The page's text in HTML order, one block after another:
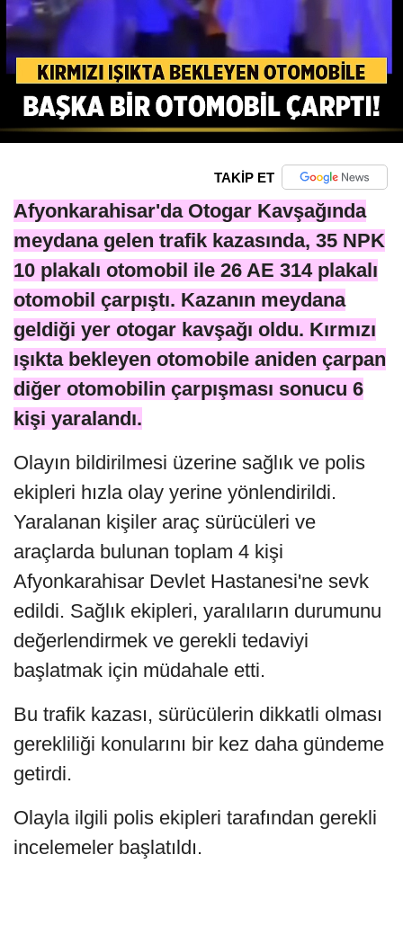
TAKİP ET
Afyonkarahisar'da Otogar Kavşağında
meydana gelen trafik kazasında, 35 NPK
10 plakalı otomobil ile 26 AE 314 plakalı
otomobil çarpıştı. Kazanın meydana
geldiği yer otogar kavşağı oldu. Kırmızı
ışıkta bekleyen otomobile aniden çarpan
diğer otomobilin çarpışması sonucu 6
kişi yaralandı.
Olayın bildirilmesi üzerine sağlık ve polis
ekipleri hızla olay yerine yönlendirildi.
Yaralanan kişiler araç sürücüleri ve
araçlarda bulunan toplam 4 kişi
Afyonkarahisar Devlet Hastanesi'ne sevk
edildi. Sağlık ekipleri, yaralıların durumunu
değerlendirmek ve gerekli tedaviyi
başlatmak için müdahale etti.
Bu trafik kazası, sürücülerin dikkatli olması
gerekliliği konularını bir kez daha gündeme
getirdi.
Olayla ilgili polis ekipleri tarafından gerekli
incelemeler başlatıldı.